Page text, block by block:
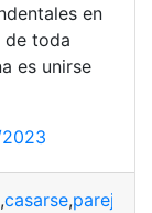
en
de toda
es unirse
,casarse,pareja